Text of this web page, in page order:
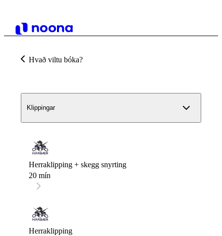
Hvað viltu bóka?
Klippingar
Herraklipping + skegg snyrting
20 mín
Herraklipping